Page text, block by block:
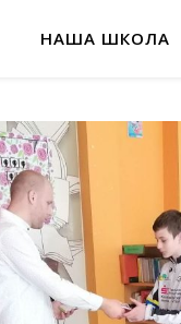
НАША ШКОЛА